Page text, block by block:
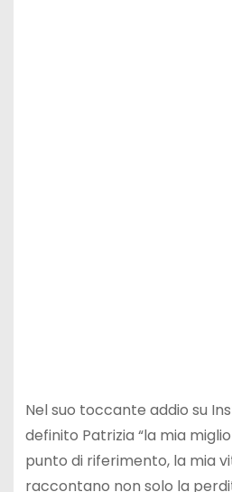
Nel suo toccante addio su
definito Patrizia “la mia
punto di riferimento, la mia
raccontano non solo la